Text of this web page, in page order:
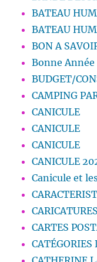
BATEAU
BATEAU
BON A
Bonne Année
BUDGET/
CAMPING
CANICULE
CANICULE
CANICULE
CANICULE
Canicule et
CARICATURES
CARTES
CATÉGORIES